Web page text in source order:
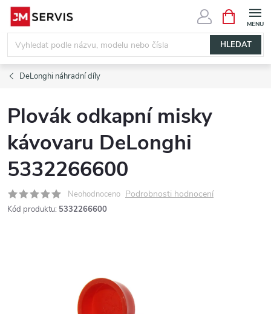
Přejít
obsah
HLEDAT
NÁKUPNÍ
KOŠÍK
DeLonghi náhradní díly
Plovák odkapní misky
kávovaru DeLonghi
5332266600
Neohodnoceno Podrobnosti hodnocení
Kód produktu: 5332266600